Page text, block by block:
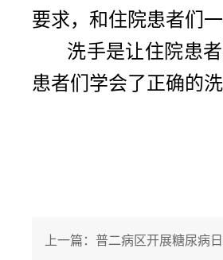
要求，和住院患者们
洗手是让住院患
患者们学会了正确的
上一篇：普二病区开展糖尿病